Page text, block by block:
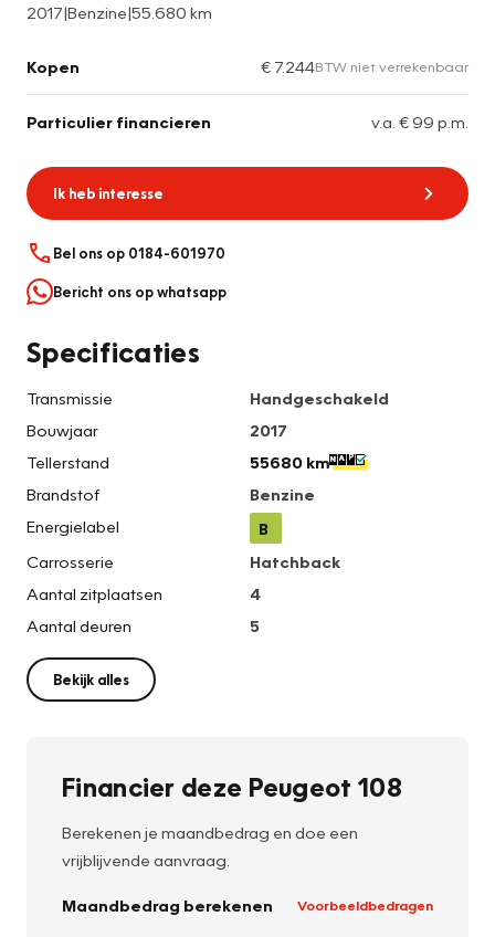
2017|Benzine|55.680 km
Kopen € 7.244BTW niet verrekenbaar
Particulier financieren v.a. € 99 p.m.
Ik heb interesse
Bel ons op 0184-601970
Bericht ons op whatsapp
Specificaties
Transmissie
Handgeschakeld
Bouwjaar
2017
Tellerstand
55680 km
Brandstof
Benzine
Energielabel
B
Carrosserie
Hatchback
Aantal zitplaatsen
4
Aantal deuren
5
Bekijk alles
Financier deze Peugeot 108
Berekenen je maandbedrag en doe een
vrijblijvende aanvraag.
Maandbedrag berekenen Voorbeeldbedragen